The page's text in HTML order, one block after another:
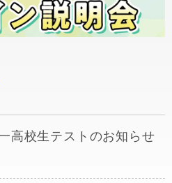
高校生テストのお知らせ